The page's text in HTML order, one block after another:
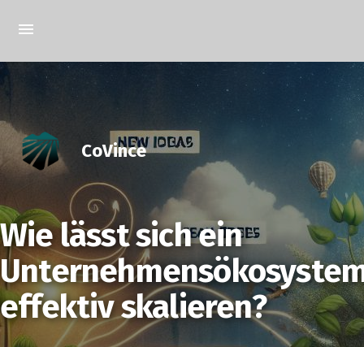
CoVince
Wie lässt sich ein
effektiv skalieren?